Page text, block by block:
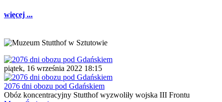
więcej ...
piątek, 16 września 2022 18:15
2076 dni obozu pod Gdańskiem
Obóz koncentracyjny Stutthof wyzwoliły wojska III Frontu